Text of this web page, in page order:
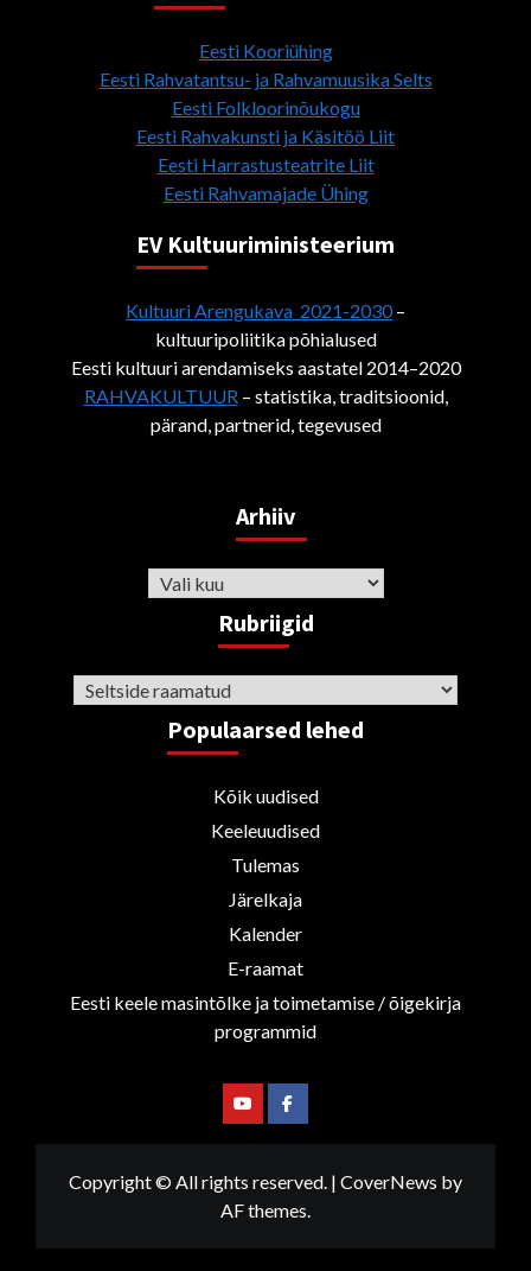
Eesti Kooriühing
Eesti Rahvatantsu- ja Rahvamuusika Selts
Eesti Folkloorinõukogu
Eesti Rahvakunsti ja Käsitöö Liit
Eesti Harrastusteatrite Liit
Eesti Rahvamajade Ühing
EV Kultuuriministeerium
Kultuuri Arengukava 2021-2030–
kultuuripoliitika põhialused
Eesti kultuuri arendamiseks aastatel 2014–2020
RAHVAKULTUUR– statistika, traditsioonid,
pärand, partnerid, tegevused
Arhiiv
Arhiiv
Rubriigid
Rubriigid
Populaarsed lehed
Kõik uudised
Keeleuudised
Tulemas
Järelkaja
Kalender
E-raamat
Eesti keele masintõlke ja toimetamise / õigekirja
programmid
YoutubeFacebook
Copyright © All rights reserved. | CoverNews by
AF themes.